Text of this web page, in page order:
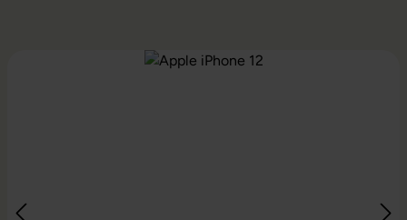
Bildergalerie überspringen